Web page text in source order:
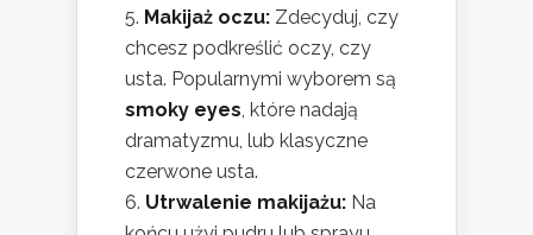
Makijaż oczu: Zdecyduj, czy
chcesz podkreślić oczy, czy
usta. Popularnymi wyborem są
smoky eyes, które nadają
dramatyzmu, lub klasyczne
czerwone usta.
Utrwalenie makijażu: Na